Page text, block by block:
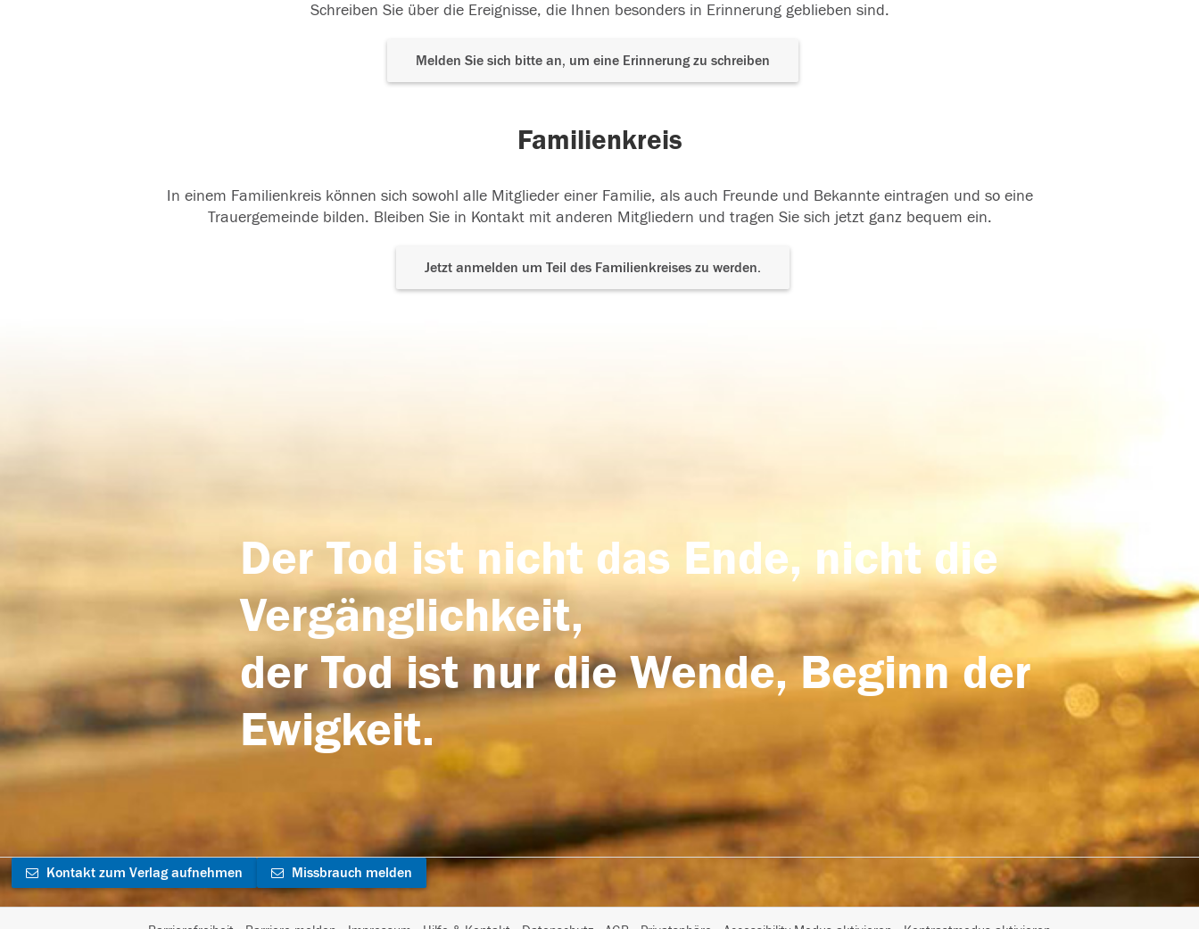
Schreiben Sie über die Ereignisse, die Ihnen besonders in Erinnerung geblieben sind.
Melden Sie sich bitte an, um eine Erinnerung zu schreiben
Familienkreis
In einem Familienkreis können sich sowohl alle Mitglieder einer Familie, als auch Freunde und Bekannte eintragen und so eine
Trauergemeinde bilden. Bleiben Sie in Kontakt mit anderen Mitgliedern und tragen Sie sich jetzt ganz bequem ein.
Jetzt anmelden um Teil des Familienkreises zu werden.
Der Tod ist nicht das Ende, nicht die
Vergänglichkeit,
der Tod ist nur die Wende, Beginn der
Ewigkeit.
Kontakt zum Verlag aufnehmen Missbrauch melden